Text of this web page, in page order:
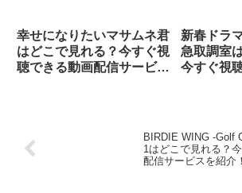
幸せになりたいマサムネ君
はどこで見れる？今すぐ視
聴できる動画配信サービス
新春ドラ
急取調室
今すぐ視
BIRDIE WING -Golf
1はどこで見れる？
配信サービスを紹介！